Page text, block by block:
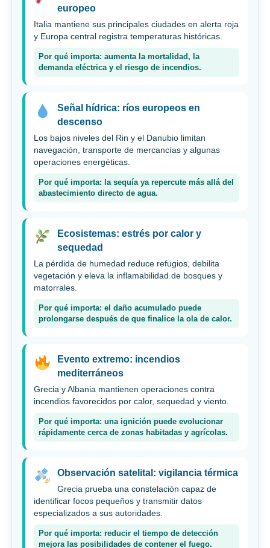
europeo
Italia mantiene sus principales ciudades en alerta roja
y Europa central registra temperaturas históricas.
Por qué importa: aumenta la mortalidad, la
demanda eléctrica y el riesgo de incendios.
Señal hídrica: ríos europeos en
descenso
Los bajos niveles del Rin y el Danubio limitan
navegación, transporte de mercancías y algunas
operaciones energéticas.
Por qué importa: la sequía ya repercute más allá del
abastecimiento directo de agua.
Ecosistemas: estrés por calor y
sequedad
La pérdida de humedad reduce refugios, debilita
vegetación y eleva la inflamabilidad de bosques y
matorrales.
Por qué importa: el daño acumulado puede
prolongarse después de que finalice la ola de calor.
Evento extremo: incendios
mediterráneos
Grecia y Albania mantienen operaciones contra
incendios favorecidos por calor, sequedad y viento.
Por qué importa: una ignición puede evolucionar
rápidamente cerca de zonas habitadas y agrícolas.
Observación satelital: vigilancia térmica
Grecia prueba una constelación capaz de
identificar focos pequeños y transmitir datos
especializados a sus autoridades.
Por qué importa: reducir el tiempo de detección
mejora las posibilidades de contener el fuego.